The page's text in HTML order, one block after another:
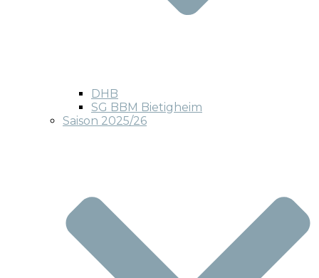
DHB
SG BBM Bietigheim
Saison 2025/26